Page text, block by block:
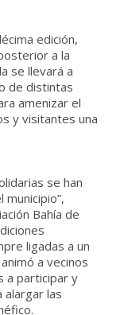
edición,
a la
se llevará a
de distintas
amenizar el
y visitantes una
se han
Bahía de
ligadas a un
a vecinos
a participar y
las